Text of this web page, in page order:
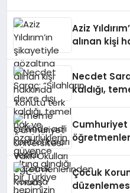
Aziz
alınan kişi
Necdet
kaldığı,
Cumhuriyet
Çocuk